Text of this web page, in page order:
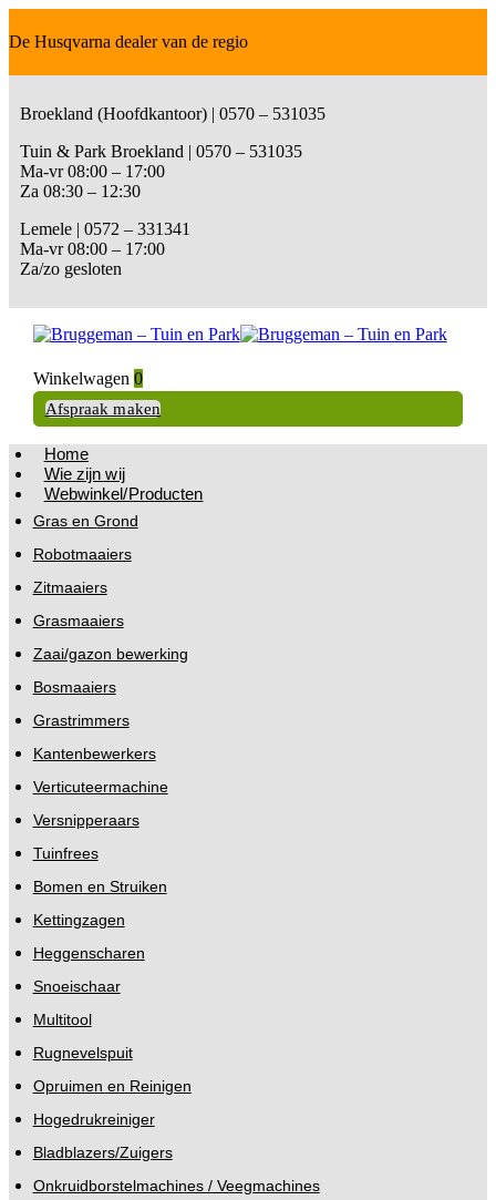
De Husqvarna dealer van de regio
Broekland (Hoofdkantoor) | 0570 – 531035
Tuin & Park Broekland | 0570 – 531035
Ma-vr 08:00 – 17:00
Za 08:30 – 12:30
Lemele | 0572 – 331341
Ma-vr 08:00 – 17:00
Za/zo gesloten
Winkelwagen 0
Afspraak maken
Home
Wie zijn wij
Webwinkel/Producten
Gras en Grond
Robotmaaiers
Zitmaaiers
Grasmaaiers
Zaai/gazon bewerking
Bosmaaiers
Grastrimmers
Kantenbewerkers
Verticuteermachine
Versnipperaars
Tuinfrees
Bomen en Struiken
Kettingzagen
Heggenscharen
Snoeischaar
Multitool
Rugnevelspuit
Opruimen en Reinigen
Hogedrukreiniger
Bladblazers/Zuigers
Onkruidborstelmachines / Veegmachines